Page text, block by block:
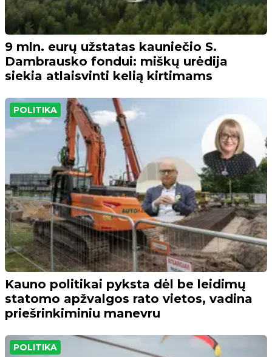
9 mln. eurų užstatas kauniečio S.
Dambrausko fondui: miškų urėdija
siekia atlaisvinti kelią kirtimams
POLITIKA
Kauno politikai pyksta dėl be leidimų
statomo apžvalgos rato vietos, vadina
priešrinkiminiu manevru
POLITIKA